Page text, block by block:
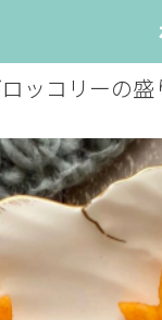
ッコリーの